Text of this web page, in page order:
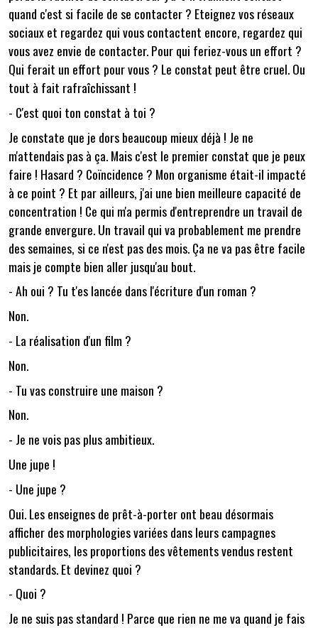
quand c'est si facile de se contacter ? Eteignez vos réseaux
sociaux et regardez qui vous contactent encore, regardez qui
vous avez envie de contacter. Pour qui feriez-vous un effort ?
Qui ferait un effort pour vous ? Le constat peut être cruel. Ou
tout à fait rafraîchissant !
- C'est quoi ton constat à toi ?
Je constate que je dors beaucoup mieux déjà ! Je ne
m'attendais pas à ça. Mais c'est le premier constat que je peux
faire ! Hasard ? Coïncidence ? Mon organisme était-il impacté
à ce point ? Et par ailleurs, j'ai une bien meilleure capacité de
concentration ! Ce qui m'a permis d'entreprendre un travail de
grande envergure. Un travail qui va probablement me prendre
des semaines, si ce n'est pas des mois. Ça ne va pas être facile
mais je compte bien aller jusqu'au bout.
- Ah oui ? Tu t'es lancée dans l'écriture d'un roman ?
Non.
- La réalisation d'un film ?
Non.
- Tu vas construire une maison ?
Non.
- Je ne vois pas plus ambitieux.
Une jupe !
- Une jupe ?
Oui. Les enseignes de prêt-à-porter ont beau désormais
afficher des morphologies variées dans leurs campagnes
publicitaires, les proportions des vêtements vendus restent
standards. Et devinez quoi ?
- Quoi ?
Je ne suis pas standard ! Parce que rien ne me va quand je fais